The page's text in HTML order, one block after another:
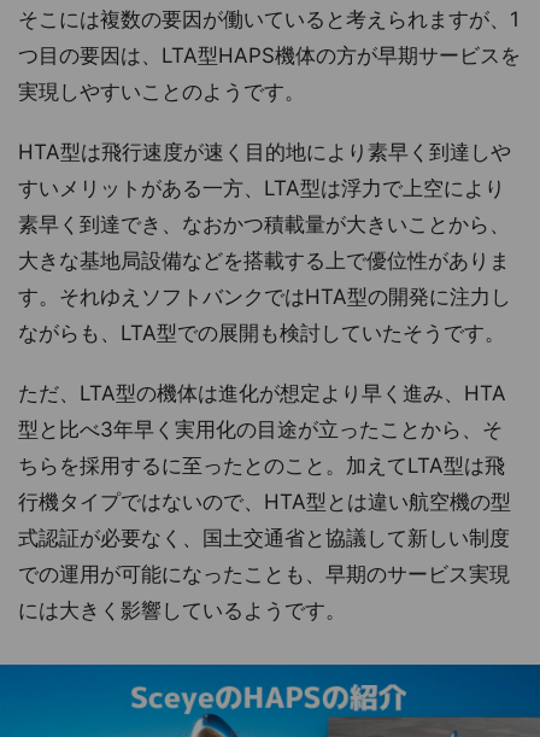
そこには複数の要因が働いていると考えられますが、1
つ目の要因は、LTA型HAPS機体の方が早期サービスを
実現しやすいことのようです。
HTA型は飛行速度が速く目的地により素早く到達しや
すいメリットがある一方、LTA型は浮力で上空により
素早く到達でき、なおかつ積載量が大きいことから、
大きな基地局設備などを搭載する上で優位性がありま
す。それゆえソフトバンクではHTA型の開発に注力し
ながらも、LTA型での展開も検討していたそうです。
ただ、LTA型の機体は進化が想定より早く進み、HTA
型と比べ3年早く実用化の目途が立ったことから、そ
ちらを採用するに至ったとのこと。加えてLTA型は飛
行機タイプではないので、HTA型とは違い航空機の型
式認証が必要なく、国土交通省と協議して新しい制度
での運用が可能になったことも、早期のサービス実現
には大きく影響しているようです。